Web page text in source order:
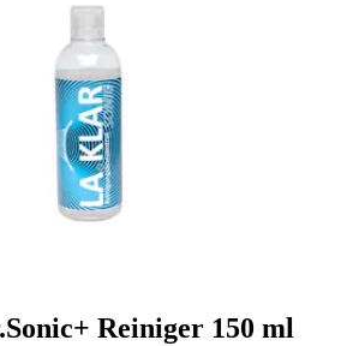
Reiniger 150 ml